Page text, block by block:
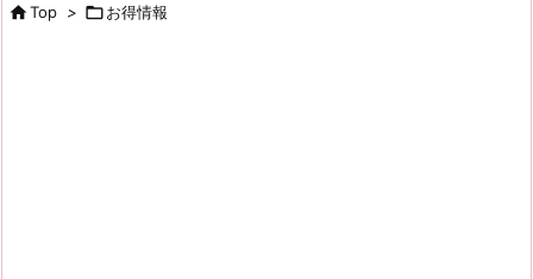
Top > お得情報